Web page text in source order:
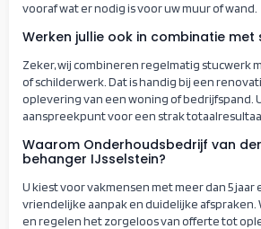
vooraf wat er nodig is voor uw muur of wand.
Werken jullie ook in combinatie met
Zeker, wij combineren regelmatig stucwerk
of schilderwerk. Dat is handig bij een
oplevering van een woning of bedrijfspand.
aanspreekpunt voor een strak
Waarom Onderhoudsbedrijf van
behanger IJsselstein?
U kiest voor vakmensen met meer dan 5 jaar
vriendelijke aanpak en duidelijke afspraken.
en regelen het zorgeloos van offerte tot